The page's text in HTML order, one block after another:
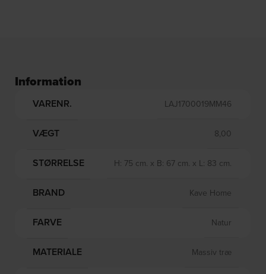
Information
VARENR. LAJ1700019MM46
VÆGT 8,00
STØRRELSE H: 75 cm. x B: 67 cm. x L: 83 cm.
BRAND Kave Home
FARVE Natur
MATERIALE Massiv træ